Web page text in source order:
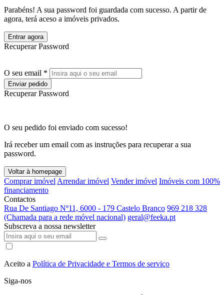
Parabéns! A sua password foi guardada com sucesso. A partir de
agora, terá aceso a imóveis privados.
Entrar agora
Recuperar Password
O seu email *
Enviar pedido
Recuperar Password
O seu pedido foi enviado com sucesso!
Irá receber um email com as instruções para recuperar a sua
password.
Voltar à homepage
Comprar imóvel Arrendar imóvel Vender imóvel Imóveis com 100%
financiamento
Contactos
Rua De Santiago Nº11, 6000 - 179 Castelo Branco 969 218 328
(Chamada para a rede móvel nacional) geral@feeka.pt
Subscreva a nossa newsletter
Aceito a Política de Privacidade e Termos de serviço
Siga-nos